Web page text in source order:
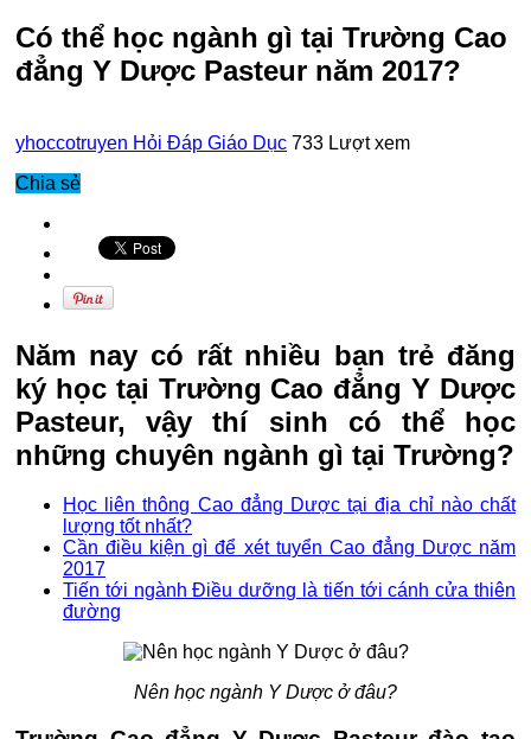
Có thể học ngành gì tại Trường Cao
đẳng Y Dược Pasteur năm 2017?
yhoccotruyen Hỏi Đáp Giáo Dục 733 Lượt xem
Chia sẻ
Năm nay có rất nhiều bạn trẻ đăng
ký học tại Trường Cao đẳng Y Dược
Pasteur, vậy thí sinh có thể học
những chuyên ngành gì tại Trường?
Học liên thông Cao đẳng Dược tại địa chỉ nào chất
lượng tốt nhất?
Cần điều kiện gì để xét tuyển Cao đẳng Dược năm
2017
Tiến tới ngành Điều dưỡng là tiến tới cánh cửa thiên
đường
Nên học ngành Y Dược ở đâu?